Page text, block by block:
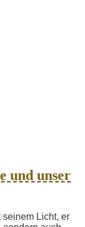
und unser
seinem Licht, er